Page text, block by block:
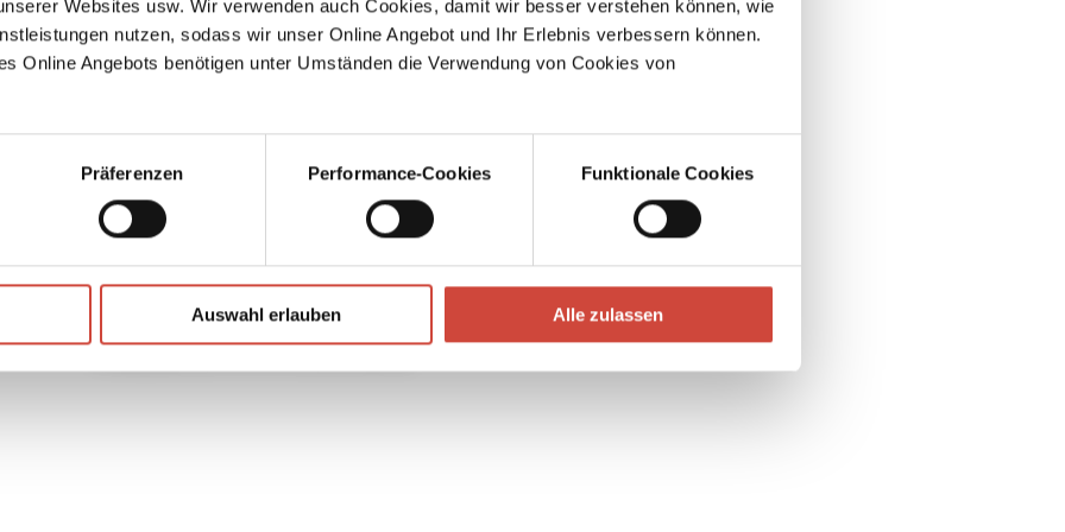
Websites usw. Wir verwenden auch Cookies, damit wir besser verstehen können, wie
nutzen, sodass wir unser Online Angebot und Ihr Erlebnis verbessern können.
Online Angebots benötigen unter Umständen die Verwendung von Cookies von
Präferenzen Performance-Cookies Funktionale Cookies
Auswahl erlauben Alle zulassen
Expand all
→ Otto Jägersberg